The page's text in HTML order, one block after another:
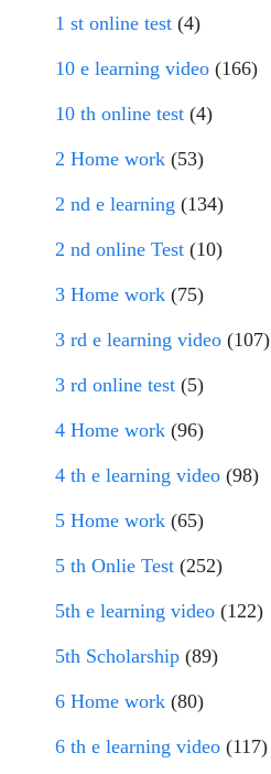
1 st online test (4)
10 e learning video (166)
10 th online test (4)
2 Home work (53)
2 nd e learning (134)
2 nd online Test (10)
3 Home work (75)
3 rd e learning video (107)
3 rd online test (5)
4 Home work (96)
4 th e learning video (98)
5 Home work (65)
5 th Onlie Test (252)
5th e learning video (122)
5th Scholarship (89)
6 Home work (80)
6 th e learning video (117)